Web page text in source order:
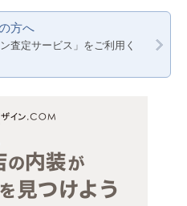
方へ
査定サービス」をご利用く